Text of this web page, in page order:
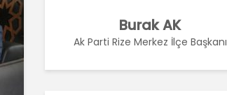
Burak AK
Ak Parti Rize Merkez İlçe Başkanı